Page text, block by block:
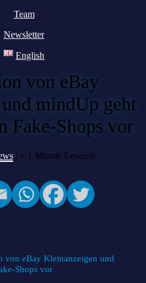
Team
Newsletter
English
von eBay
mindUp geht
Fake-Shops vor
| < 1 Minute Lesezeit
von eBay Kleinanzeigen und
Shops vor